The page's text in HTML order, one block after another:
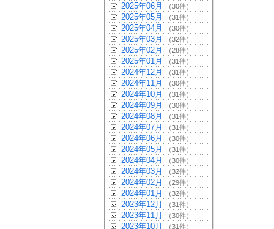
2025年06月 （30件）
2025年05月 （31件）
2025年04月 （30件）
2025年03月 （32件）
2025年02月 （28件）
2025年01月 （31件）
2024年12月 （31件）
2024年11月 （30件）
2024年10月 （31件）
2024年09月 （30件）
2024年08月 （31件）
2024年07月 （31件）
2024年06月 （30件）
2024年05月 （31件）
2024年04月 （30件）
2024年03月 （32件）
2024年02月 （29件）
2024年01月 （32件）
2023年12月 （31件）
2023年11月 （30件）
2023年10月 （31件）